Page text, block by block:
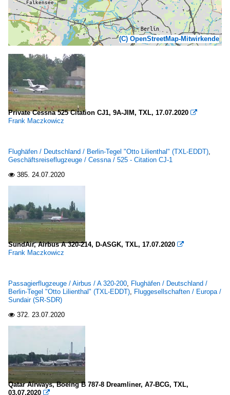
(C) OpenStreetMap-Mitwirkende
Private Cessna 525 Citation CJ1, 9A-JIM, TXL, 17.07.2020 
Frank Maczkowicz
Flughäfen / Deutschland / Berlin-Tegel "Otto Lilienthal" (TXL-EDDT),
Geschäftsreiseflugzeuge / Cessna / 525 - Citation CJ-1
 385. 24.07.2020
SundAir, Airbus A 320-214, D-ASGK, TXL, 17.07.2020 
Frank Maczkowicz
Passagierflugzeuge / Airbus / A 320-200, Flughäfen / Deutschland /
Berlin-Tegel "Otto Lilienthal" (TXL-EDDT), Fluggesellschaften / Europa /
Sundair (SR-SDR)
 372. 23.07.2020
Qatar Airways, Boeing B 787-8 Dreamliner, A7-BCG, TXL,
03.07.2020 